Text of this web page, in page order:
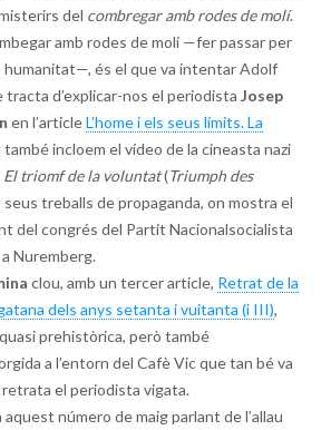
del combregar amb rodes de molí.
amb rodes de molí —fer passar per
humanitat—, és el que va intentar Adolf
tracta d’explicar-nos el periodista Josep
en l’articleL’home i els seus límits. La
també incloem el vídeo de la cineasta nazi
El triomf de la voluntat(Triumph des
seus treballs de propaganda, on mostra el
del congrés del Partit Nacionalsocialista
Nuremberg.
clou, amb un tercer article, Retrat de la
dels anys setanta i vuitanta (i III),
prehistòrica, però també
a l’entorn del Cafè Vic que tan bé va
el periodista vigata.
número de maig parlant de l’allau